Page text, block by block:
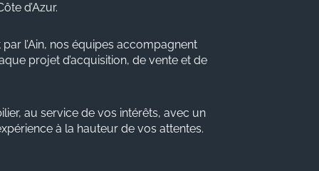
d’Azur.
l’Ain, nos équipes accompagnent
projet d’acquisition, de vente et de
au service de vos intérêts, avec un
à la hauteur de vos attentes.